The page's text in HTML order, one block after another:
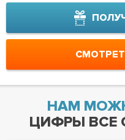
НАМ
ЦИФРЫ ВСЕ